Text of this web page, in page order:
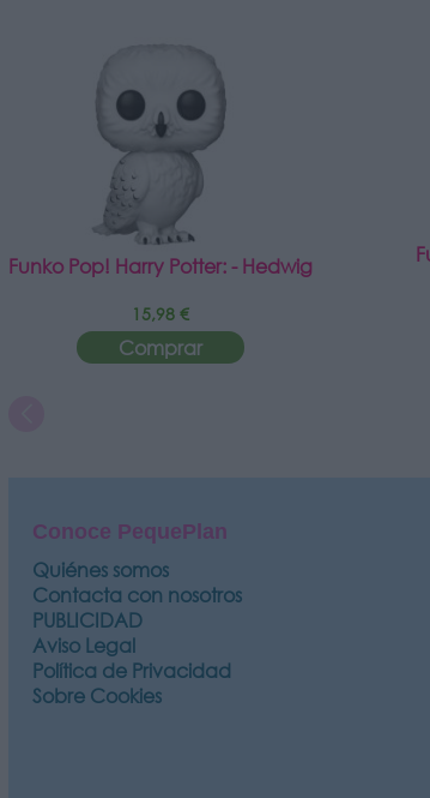
Funko Pop! Harry Potter: - Hedwig
15,98 €
Comprar
Conoce PequePlan
Quiénes somos
Contacta con nosotros
PUBLICIDAD
Aviso Legal
Política de Privacidad
Sobre Cookies